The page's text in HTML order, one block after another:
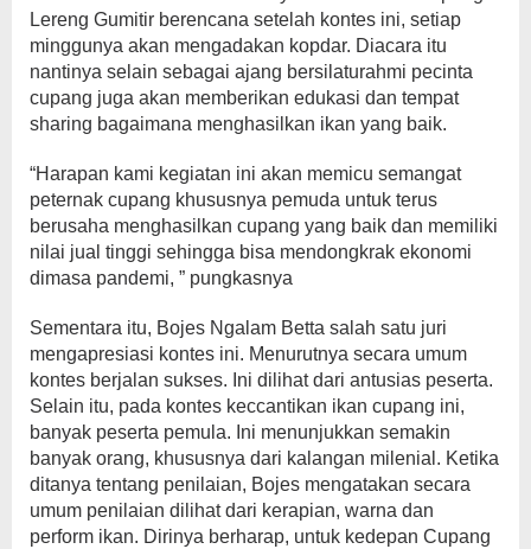
Lereng Gumitir berencana setelah kontes ini, setiap
minggunya akan mengadakan kopdar. Diacara itu
nantinya selain sebagai ajang bersilaturahmi pecinta
cupang juga akan memberikan edukasi dan tempat
sharing bagaimana menghasilkan ikan yang baik.
“Harapan kami kegiatan ini akan memicu semangat
peternak cupang khususnya pemuda untuk terus
berusaha menghasilkan cupang yang baik dan memiliki
nilai jual tinggi sehingga bisa mendongkrak ekonomi
dimasa pandemi, ” pungkasnya
Sementara itu, Bojes Ngalam Betta salah satu juri
mengapresiasi kontes ini. Menurutnya secara umum
kontes berjalan sukses. Ini dilihat dari antusias peserta.
Selain itu, pada kontes keccantikan ikan cupang ini,
banyak peserta pemula. Ini menunjukkan semakin
banyak orang, khususnya dari kalangan milenial. Ketika
ditanya tentang penilaian, Bojes mengatakan secara
umum penilaian dilihat dari kerapian, warna dan
perform ikan. Dirinya berharap, untuk kedepan Cupang